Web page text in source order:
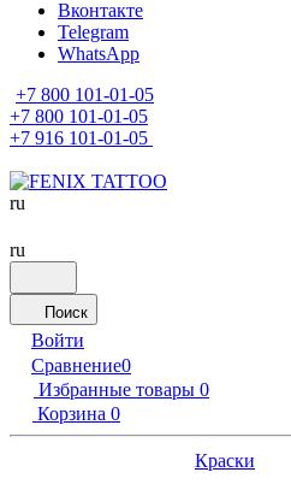
Вконтакте
Telegram
WhatsApp
+7 800 101-01-05
+7 800 101-01-05
+7 916 101-01-05
ru
ru
Поиск
Войти
Сравнение0
Избранные товары 0
Корзина 0
Краски